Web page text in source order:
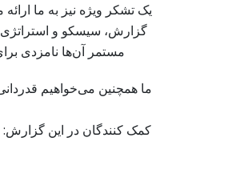
یک تشکر ویژه نیز به ما
گزارش، سیسکو و استراتژی
مستمر آن‌ها نامزدی
ما همچنین می‌خواهیم
کمک کنندگان در این